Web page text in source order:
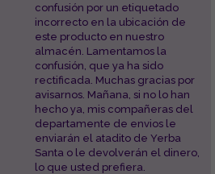
confusión por un etiquetado
incorrecto en la ubicación de
este producto en nuestro
almacén. Lamentamos la
confusión, que ya ha sido
rectificada. Muchas gracias por
avisarnos. Mañana, si no lo han
hecho ya, mis compañeras del
departamente de envios le
enviarán el atadito de Yerba
Santa o le devolverán el dinero,
lo que usted prefiera.